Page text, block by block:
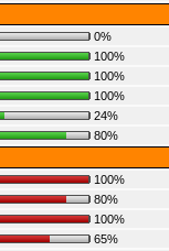
0%
100%
100%
100%
24%
80%
100%
80%
100%
65%